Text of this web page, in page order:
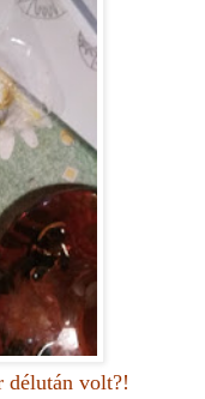
délután volt?!